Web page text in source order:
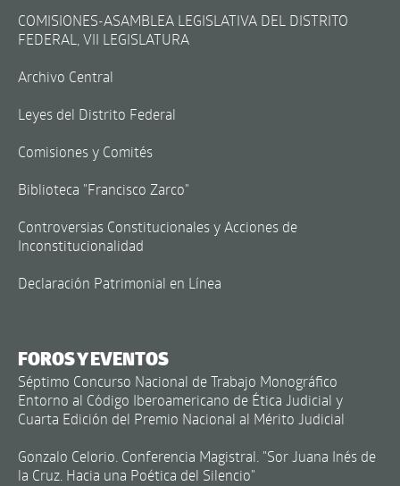
COMISIONES-ASAMBLEA LEGISLATIVA DEL DISTRITO
FEDERAL, VII LEGISLATURA
Archivo Central
Leyes del Distrito Federal
Comisiones y Comités
Biblioteca "Francisco Zarco"
Controversias Constitucionales y Acciones de
Inconstitucionalidad
Declaración Patrimonial en Línea
FOROS Y EVENTOS
Séptimo Concurso Nacional de Trabajo Monográfico
Entorno al Código Iberoamericano de Ética Judicial y
Cuarta Edición del Premio Nacional al Mérito Judicial
Gonzalo Celorio. Conferencia Magistral. "Sor Juana Inés de
la Cruz. Hacia una Poética del Silencio"